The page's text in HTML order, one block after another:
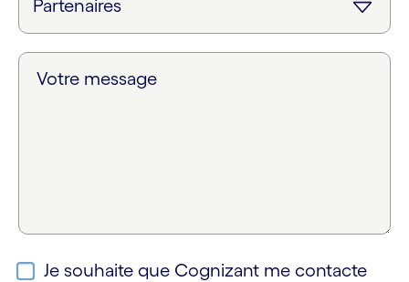
Votre message
Je souhaite que Cognizant me contacte